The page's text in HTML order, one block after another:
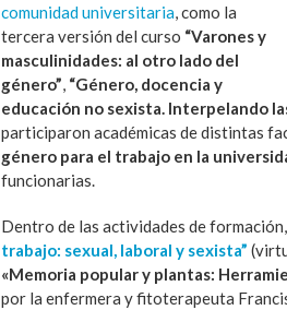
comunidad universitaria, como la
tercera versión del curso “Varones y
masculinidades: al otro lado del
género” “Género, docencia y
educación no sexista. Interpelando
participaron académicas de distintas
género para el trabajo en la
funcionarias.
Dentro de las actividades de
trabajo: sexual, laboral y sexista”
«Memoria popular y plantas:
por la enfermera y fitoterapeuta